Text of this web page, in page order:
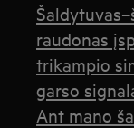
raudonas
trikampio
garso
Ant mano